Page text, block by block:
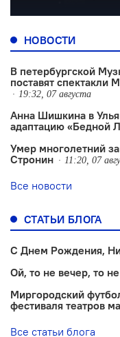
НОВОСТИ
В петербургской
поставят спектакли
19:32, 07 августа
Анна Шишкина в
адаптацию «Бедной
Умер многолетний
Стронин
11:20, 07
Все новости
СТАТЬИ БЛОГА
С Днем Рождения,
Ой, то не вечер, то
Миргородский
фестиваля театров
Все статьи блога